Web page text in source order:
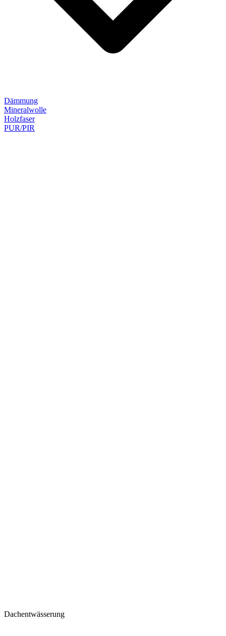
Dämmung
Mineralwolle
Holzfaser
PUR/PIR
Dachentwässerung